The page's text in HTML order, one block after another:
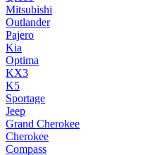
Mitsubishi
Outlander
Pajero
Kia
Optima
KX3
K5
Sportage
Jeep
Grand Cherokee
Cherokee
Compass